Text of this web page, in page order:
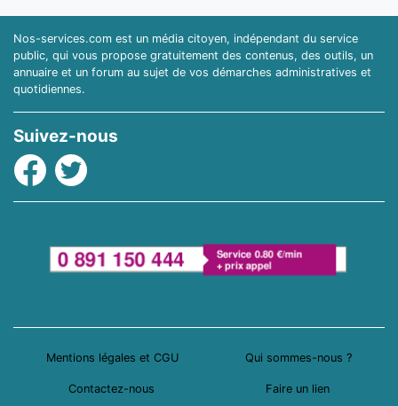
Nos-services.com est un média citoyen, indépendant du service
public, qui vous propose gratuitement des contenus, des outils, un
annuaire et un forum au sujet de vos démarches administratives et
quotidiennes.
Suivez-nous
Facebook
Twitter
Mentions légales et CGU Qui sommes-nous ?
Contactez-nous Faire un lien